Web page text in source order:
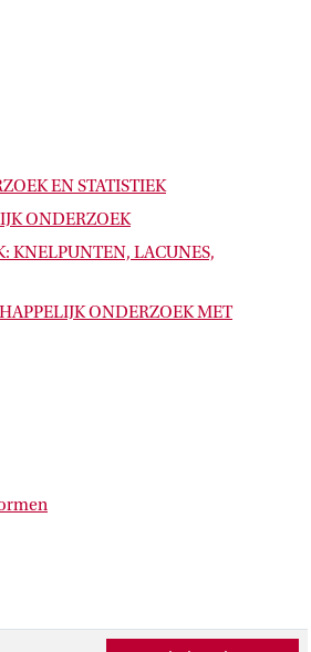
EN STATISTIEK
ONDERZOEK
KNELPUNTEN, LACUNES,
ONDERZOEK MET